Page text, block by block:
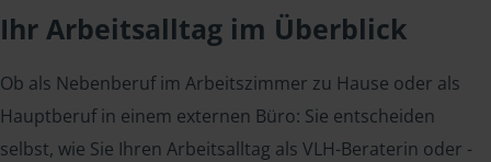
Ihr Arbeitsalltag im Überblick
Ob als Nebenberuf im Arbeitszimmer zu Hause oder als
Hauptberuf in einem externen Büro: Sie entscheiden
selbst, wie Sie Ihren Arbeitsalltag als VLH-Beraterin oder -